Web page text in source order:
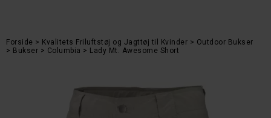
Forside Kvalitets Friluftstøj og Jagttøj til Kvinder
Outdoor Bukser
Bukser
Columbia Lady Mt. Awesome Short